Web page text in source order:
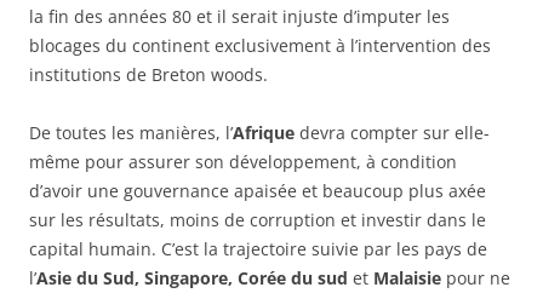
la fin des années 80 et il serait injuste d’imputer les
blocages du continent exclusivement à l’intervention des
institutions de Breton woods.
De toutes les manières, l’Afrique devra compter sur elle-
même pour assurer son développement, à condition
d’avoir une gouvernance apaisée et beaucoup plus axée
sur les résultats, moins de corruption et investir dans le
capital humain. C’est la trajectoire suivie par les pays de
l’Asie du Sud, Singapore, Corée du sud et Malaisie pour ne